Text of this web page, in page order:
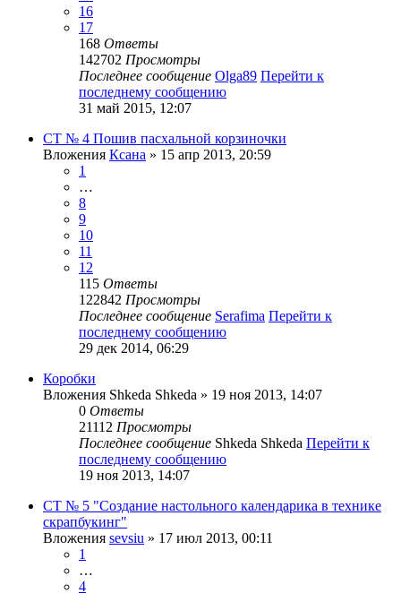
16
17
168 Ответы
142702 Просмотры
Последнее сообщение Olga89 Перейти к
последнему сообщению
31 май 2015, 12:07
СТ № 4 Пошив пасхальной корзиночки
Вложения Ксана » 15 апр 2013, 20:59
1
…
8
9
10
11
12
115 Ответы
122842 Просмотры
Последнее сообщение Serafima Перейти к
последнему сообщению
29 дек 2014, 06:29
Коробки
Вложения Shkeda Shkeda » 19 ноя 2013, 14:07
0 Ответы
21112 Просмотры
Последнее сообщение Shkeda Shkeda Перейти к
последнему сообщению
19 ноя 2013, 14:07
СТ № 5 "Создание настольного календарика в технике
скрапбукинг"
Вложения sevsiu » 17 июл 2013, 00:11
1
…
4